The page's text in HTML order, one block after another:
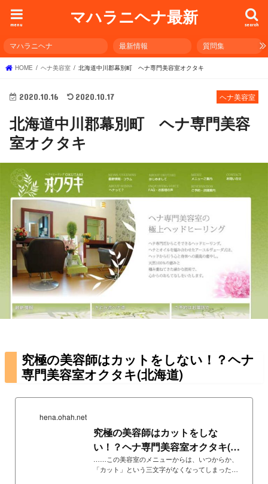
マハラニヘナ最新 search
menu
マハラニヘナ 最新情報 質問集
HOME ヘナ美容室 北海道中川郡幕別町 ヘナ専門美容室オクタキ
ヘナ美容室
2020.10.16 2020.10.17
北海道中川郡幕別町 ヘナ専門美容
室オクタキ
究極の美容師はカットをしない！？ヘナ
専門美容室オクタキ(北海道)
hena.ohah.net
究極の美容師はカットをしな
い！？ヘナ専門美容室オクタキ(北
海道)
……この美容室のメニューからは、いつからか、
「カット」という三文字がなくなってしまった。